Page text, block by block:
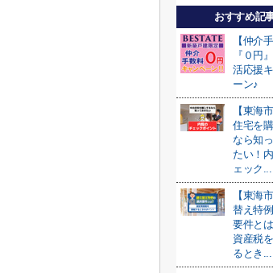
おすすめ記
【仲介
『０円
活応援
ーン♪
【東海
住宅を
なら知
たい！
ェック...
【東海
替え特
要件と
資産税
るとき...